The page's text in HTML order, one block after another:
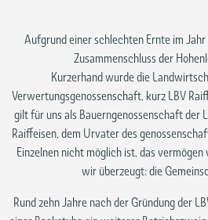
Aufgrund einer schlechten Ernte im Jahr
Zusammenschluss der
Kurzerhand wurde die
Verwertungsgenossenschaft, kurz LBV
gilt für uns als Bauerngenossenschaft der
Raiffeisen, dem Urvater des
Einzelnen nicht möglich ist, das vermögen
wir überzeugt: die
Rund zehn Jahre nach der Gründung der